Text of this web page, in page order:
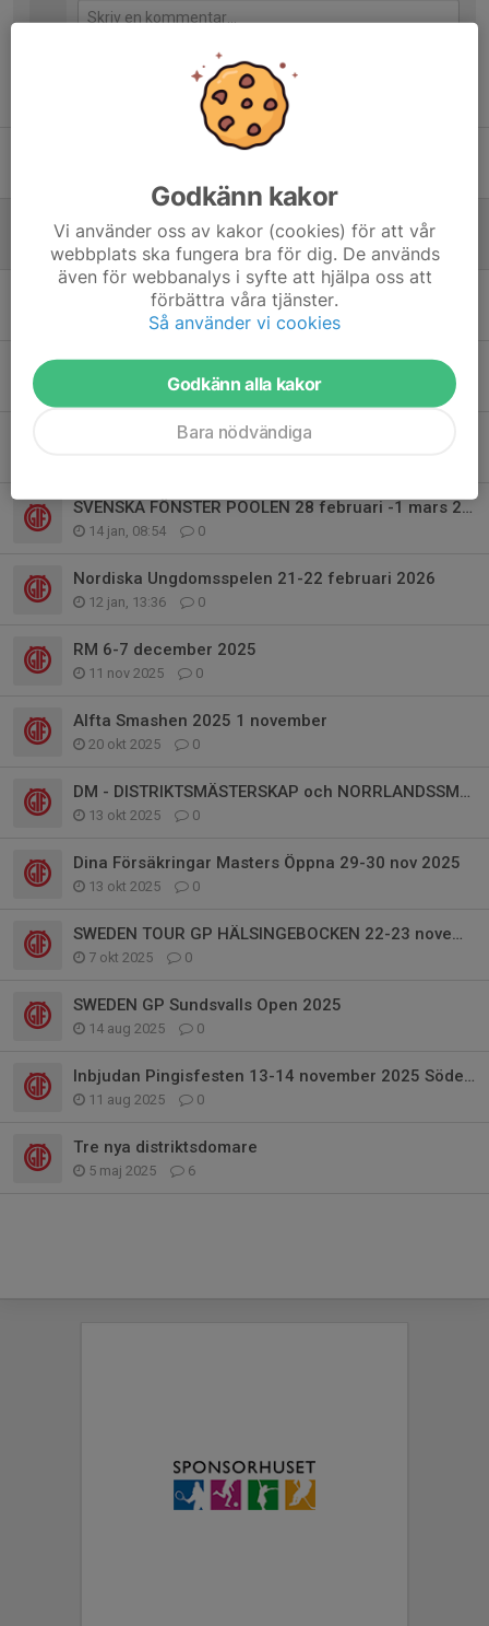
ÅS MASTERS 9 - 10 maj 2026
Tillsammans bygger vi framtidens bordtennis -
26 feb, 16:03
VETERAN SM 2026
26 jan, 13:32 0
Nytt år och nya möjligheter för utbildningar!
16 jan, 09:30 0
SKELLEFTELOPPEN 21-22- februari
SVENSKA FÖNSTER POOLEN 28 februari -1 mars 2026
14 jan, 08:54 0
Nordiska Ungdomsspelen 21-22 februari 2026
12 jan, 13:36 0
RM 6-7 december 2025
11 nov 2025 0
Alfta Smashen 2025 1 november
20 okt 2025 0
DM - DISTRIKTSMÄSTERSKAP och NORRLANDSSMASHEN 2025
13 okt 2025 0
Dina Försäkringar Masters Öppna 29-30 nov 2025
13 okt 2025 0
SWEDEN TOUR GP HÄLSINGEBOCKEN 22-23 november 2025
7 okt 2025 0
SWEDEN GP Sundsvalls Open 2025
14 aug 2025 0
Inbjudan Pingisfesten 13-14 november 2025 Söderhamn
11 aug 2025 0
Tre nya distriktsdomare
5 maj 2025 6
Godkänn kakor
Vi använder oss av kakor (cookies) för att vår
webbplats ska fungera bra för dig. De används
även för webbanalys i syfte att hjälpa oss att
förbättra våra tjänster.
Så använder vi cookies
Godkänn alla kakor
Bara nödvändiga